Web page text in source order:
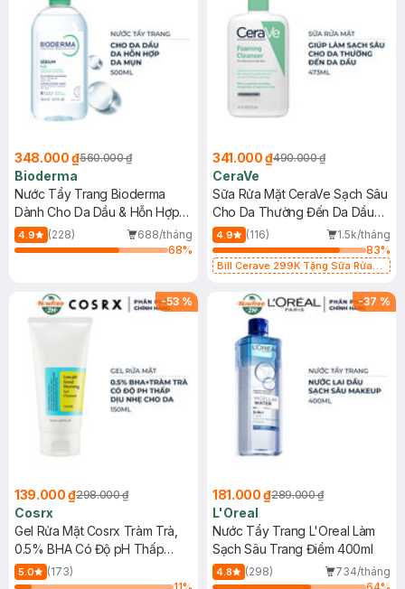
348.000 ₫560.000 ₫
Bioderma
Nước Tẩy Trang Bioderma
Dành Cho Da Dầu & Hỗn Hợp
500ml
4.9 (228)
688/tháng
68%
341.000 ₫490.000 ₫
CeraVe
Sữa Rửa Mặt CeraVe Sạch Sâu
Cho Da Thường Đến Da Dầu
473ml
4.9 (116)
1.5k/tháng
83%
Bill Cerave 299K Tặng Sữa Rửa
-53 %
139.000 ₫298.000 ₫
Cosrx
Gel Rửa Mặt Cosrx Tràm Trà,
0.5% BHA Có Độ pH Thấp
150ml
5.0
(173)
-37 %
181.000 ₫289.000 ₫
L'Oreal
Nước Tẩy Trang L'Oreal Làm
Sạch Sâu Trang Điểm 400ml
4.8 (298)
734/tháng